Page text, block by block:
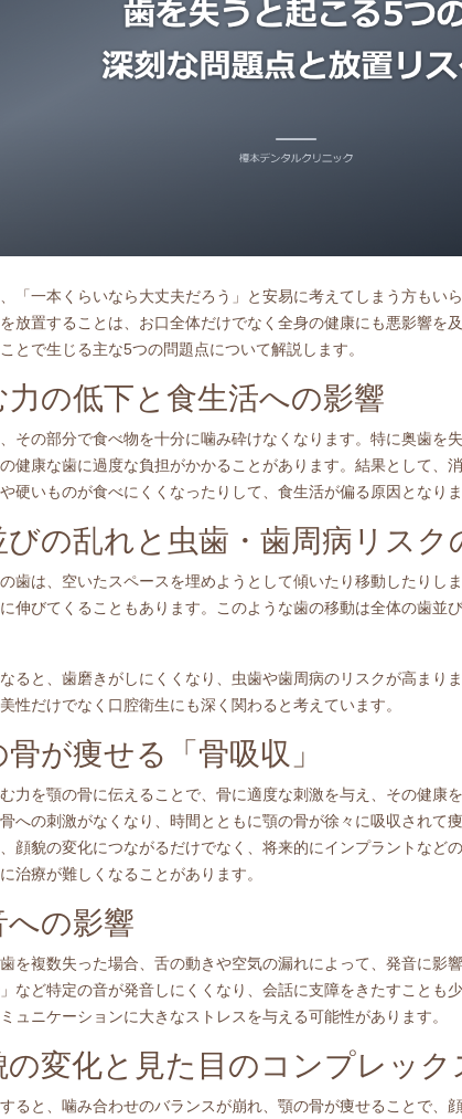
「一本くらいなら大丈夫だろう」と安易に考えてしまう方もい
放置することは、お口全体だけでなく全身の健康にも悪影響を
とで生じる主な5つの問題点について解説します。
の低下と食生活への影響
その部分で食べ物を十分に噛み砕けなくなります。特に奥歯を
健康な歯に過度な負担がかかることがあります。結果として、
硬いものが食べにくくなったりして、食生活が偏る原因となりま
の乱れと虫歯・歯周病リスク
歯は、空いたスペースを埋めようとして傾いたり移動したりし
伸びてくることもあります。このような歯の移動は全体の歯並
ると、歯磨きがしにくくなり、虫歯や歯周病のリスクが高まり
性だけでなく口腔衛生にも深く関わると考えています。
が痩せる「骨吸収」
力を顎の骨に伝えることで、骨に適度な刺激を与え、その健康
への刺激がなくなり、時間とともに顎の骨が徐々に吸収されて
顔貌の変化につながるだけでなく、将来的にインプラントなど
治療が難しくなることがあります。
の影響
を複数失った場合、舌の動きや空気の漏れによって、発音に影
など特定の音が発音しにくくなり、会話に支障をきたすことも
ュニケーションに大きなストレスを与える可能性があります。
変化と見た目のコンプレック
ると、噛み合わせのバランスが崩れ、顎の骨が痩せることで、